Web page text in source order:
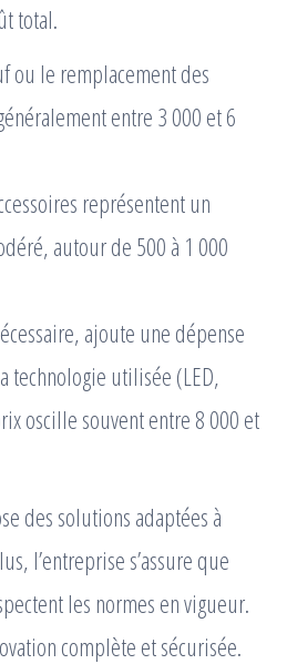
total.
ou le remplacement des
entre 3 000 et 6
représentent un
autour de 500 à 1 000
ajoute une dépense
technologie utilisée (LED,
oscille souvent entre 8 000 et
des solutions adaptées à
l’entreprise s’assure que
les normes en vigueur.
complète et sécurisée.